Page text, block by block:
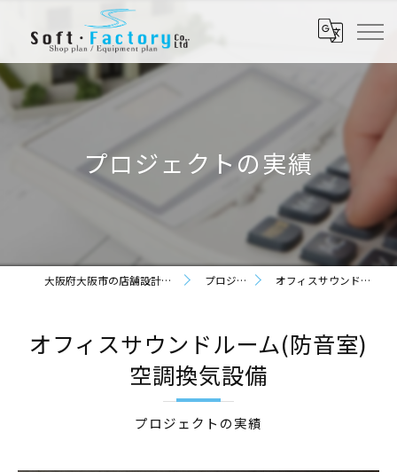
プロジェクトの実績
大阪府大阪市の店舗設計なら株式会社ソフト・ファクトリー プロジェクトの実績 オフィスサウンドルーム(防音室) 空調換気設備
プロジェクトの実績
オフィスサウンドルーム(防音室)
空調換気設備